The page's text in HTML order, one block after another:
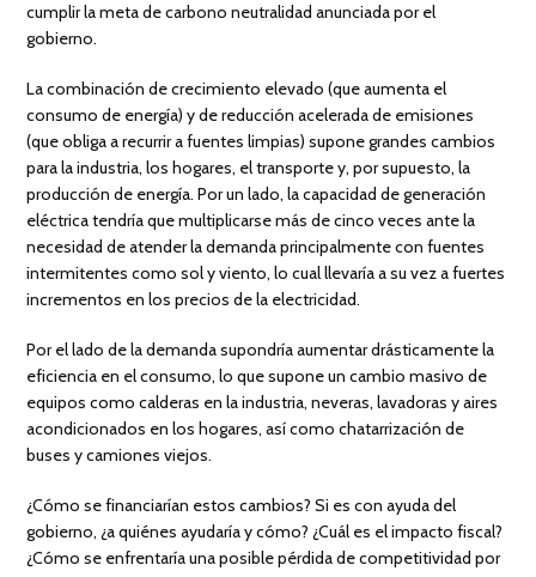
cumplir la meta de carbono neutralidad anunciada por el
gobierno.
La combinación de crecimiento elevado (que aumenta el
consumo de energía) y de reducción acelerada de emisiones
(que obliga a recurrir a fuentes limpias) supone grandes cambios
para la industria, los hogares, el transporte y, por supuesto, la
producción de energía. Por un lado, la capacidad de generación
eléctrica tendría que multiplicarse más de cinco veces ante la
necesidad de atender la demanda principalmente con fuentes
intermitentes como sol y viento, lo cual llevaría a su vez a fuertes
incrementos en los precios de la electricidad.
Por el lado de la demanda supondría aumentar drásticamente la
eficiencia en el consumo, lo que supone un cambio masivo de
equipos como calderas en la industria, neveras, lavadoras y aires
acondicionados en los hogares, así como chatarrización de
buses y camiones viejos.
¿Cómo se financiarían estos cambios? Si es con ayuda del
gobierno, ¿a quiénes ayudaría y cómo? ¿Cuál es el impacto fiscal?
¿Cómo se enfrentaría una posible pérdida de competitividad por